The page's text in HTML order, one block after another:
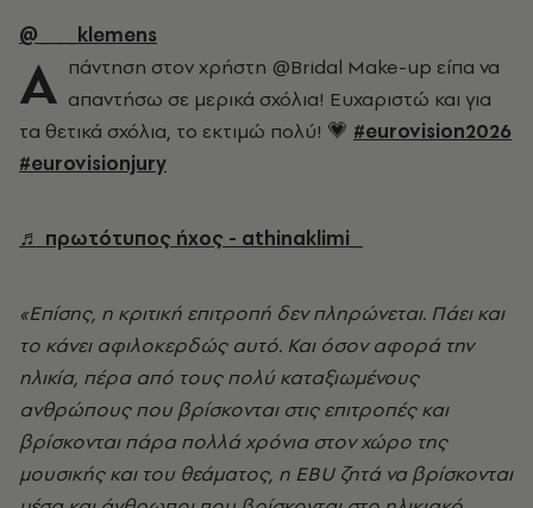
@___klemens
Α πάντηση στον χρήστη @Bridal Make-up είπα να
απαντήσω σε μερικά σχόλια! Ευχαριστώ και για
τα θετικά σχόλια, το εκτιμώ πολύ! 💗 #eurovision2026
#eurovisionjury
♬ πρωτότυπος ήχος - athinaklimi_
«Επίσης, η κριτική επιτροπή δεν πληρώνεται. Πάει και
το κάνει αφιλοκερδώς αυτό. Και όσον αφορά την
ηλικία, πέρα από τους πολύ καταξιωμένους
ανθρώπους που βρίσκονται στις επιτροπές και
βρίσκονται πάρα πολλά χρόνια στον χώρο της
μουσικής και του θεάματος, η EBU ζητά να βρίσκονται